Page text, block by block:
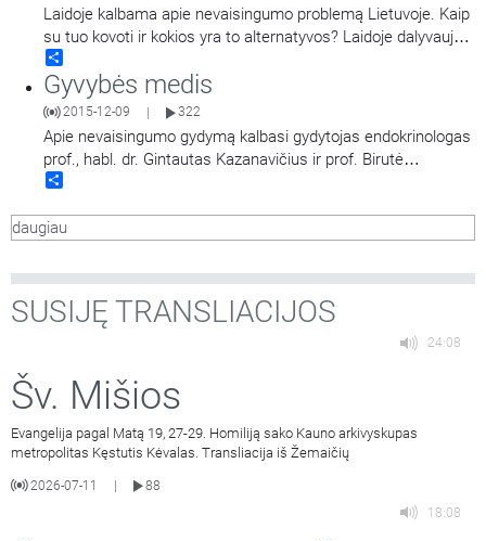
Laidoje kalbama apie nevaisingumo problemą Lietuvoje. Kaip
su tuo kovoti ir kokios yra to alternatyvos? Laidoje dalyvauja
kun. prof. dr. Andrius Narbekovas, doc. dr. Benas Ulevičius ir
Vilniaus arkivyskupijos šeimos centro direktorius,
psichologas, psichoterapeutas Algirdas Petronis. Laidą veda
medicinos studentų
Gyvybės medis
2015-12-09 322
Apie nevaisingumo gydymą kalbasi gydytojas endokrinologas
prof., habl. dr. Gintautas Kazanavičius ir prof. Birutė
Obelenienė.
daugiau
SUSIJĘ TRANSLIACIJOS
24:08
Šv. Mišios
Evangelija pagal Matą 19, 27-29. Homiliją sako Kauno arkivyskupas
metropolitas Kęstutis Kėvalas. Transliacija iš Žemaičių
2026-07-11
88
18:08